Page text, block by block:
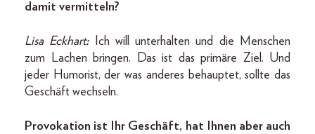
damit vermitteln?
Lisa Eckhart:Ich will unterhalten und die Menschen
zum Lachen bringen. Das ist das primäre Ziel. Und
jeder Humorist, der was anderes behauptet, sollte das
Geschäft wechseln.
Provokation ist Ihr Geschäft, hat Ihnen aber auch